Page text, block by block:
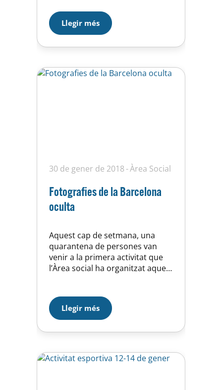
van gaudir de les explicacions
d’una guia que va descobrir
molts racons i secrets de la
ciutat d’aquell temps. En acabar
Llegir més
30 de gener de 2018 Àrea Social
Fotografies de la Barcelona
oculta
Aquest cap de setmana, una
quarantena de persones van
venir a la primera activitat que
l’Àrea social ha organitzat aquest
que ben segur repetirem per
tots aquells que s’han quedat
amb les ganes de descobrir el
secrets de la ciutat. Galeria
Llegir més